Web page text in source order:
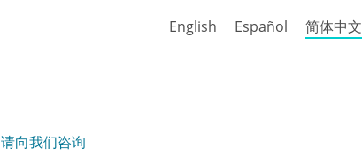
English Español 简体中文
请向我们咨询